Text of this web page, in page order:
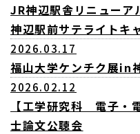
JR神辺駅舎リニューア
神辺駅前サテライトキ
2026.03.17
福山大学ケンチク展in
2026.02.12
【工学研究科 電子・
士論文公聴会